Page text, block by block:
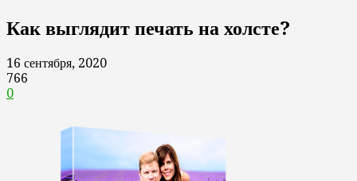
Как выглядит печать на холсте?
16 сентября, 2020
766
0